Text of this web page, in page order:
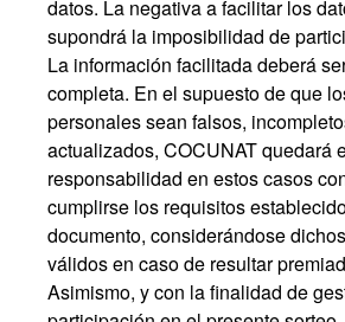
datos. La negativa a facilitar los
supondrá la imposibilidad de
La información facilitada deberá
completa. En el supuesto de que
personales sean falsos,
actualizados, COCUNAT quedará
responsabilidad en estos casos
cumplirse los requisitos
documento, considerándose
válidos en caso de resultar
Asimismo, y con la finalidad de